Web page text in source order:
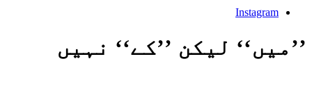
Instagram
’’میں‘‘ لیکن ’’کے‘‘ نہیں